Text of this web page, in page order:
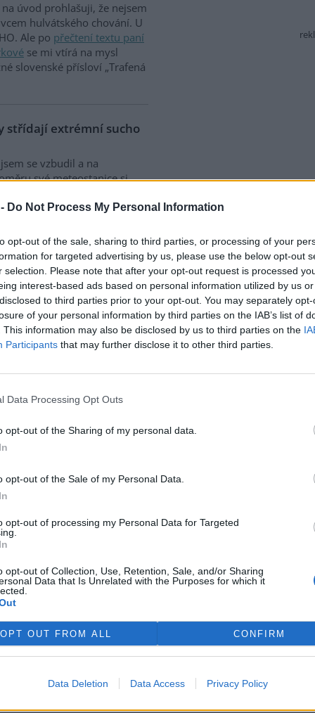
Do Not Process My Personal Information
opt-out of the sale, sharing to third parties, or processing of your
for targeted advertising by us, please use the below opt-out
selection. Please note that after your opt-out request is processed
interest-based ads based on personal information utilized by us
to third parties prior to your opt-out. You may separately
of your personal information by third parties on the IAB’s list of
This information may also be disclosed by us to third parties on the
Participants that may further disclose it to other third parties.
Data Processing Opt Outs
opt-out of the Sharing of my personal data.
opt-out of the Sale of my Personal Data.
opt-out of processing my Personal Data for Targeted
opt-out of Collection, Use, Retention, Sale, and/or Sharing
Data that Is Unrelated with the Purposes for which it
OPT OUT FROM ALL CONFIRM
Data Deletion Data Access Privacy Policy
na úvod prohlašuji, že nejsem
hulvátského chování. U
Ale po přečtení textu paní
se mi vtírá na mysl
slovenské přísloví „Trafená
střídají extrémní sucho
se vzbudil a na
své meteostanice si
doma nemám kalibrovanou
jsem příteli
jsem mrknul se na údaje z
ústavu. Obě autority to
uvádí 56,2 mm.
schizofrenie
ČR
podobné chráněné
Chce vedení AOPK za
jen vyvinit ze zásadního
zpevněné
o neodkladné
se v těchto dnech
ve staveniště: bagry,
dvě dodávky, hromada
stalo na Ptačím